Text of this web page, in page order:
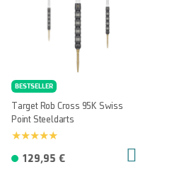
BESTSELLER
Target Rob Cross 95K Swiss
Point Steeldarts
129,95 €